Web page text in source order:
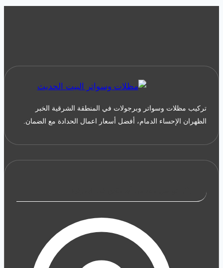
شبك
حديد
مجلفن
الخبر
تركيب مظلات وسواتر وبرجولات في المنطقة الشرقية الخبر
الظهران الإحساء الدمام، أفضل أسعار اعمال الحدادة مع الضمان.